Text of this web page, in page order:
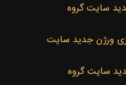
سایت گروه
ورژن جدید سایت
سایت گروه